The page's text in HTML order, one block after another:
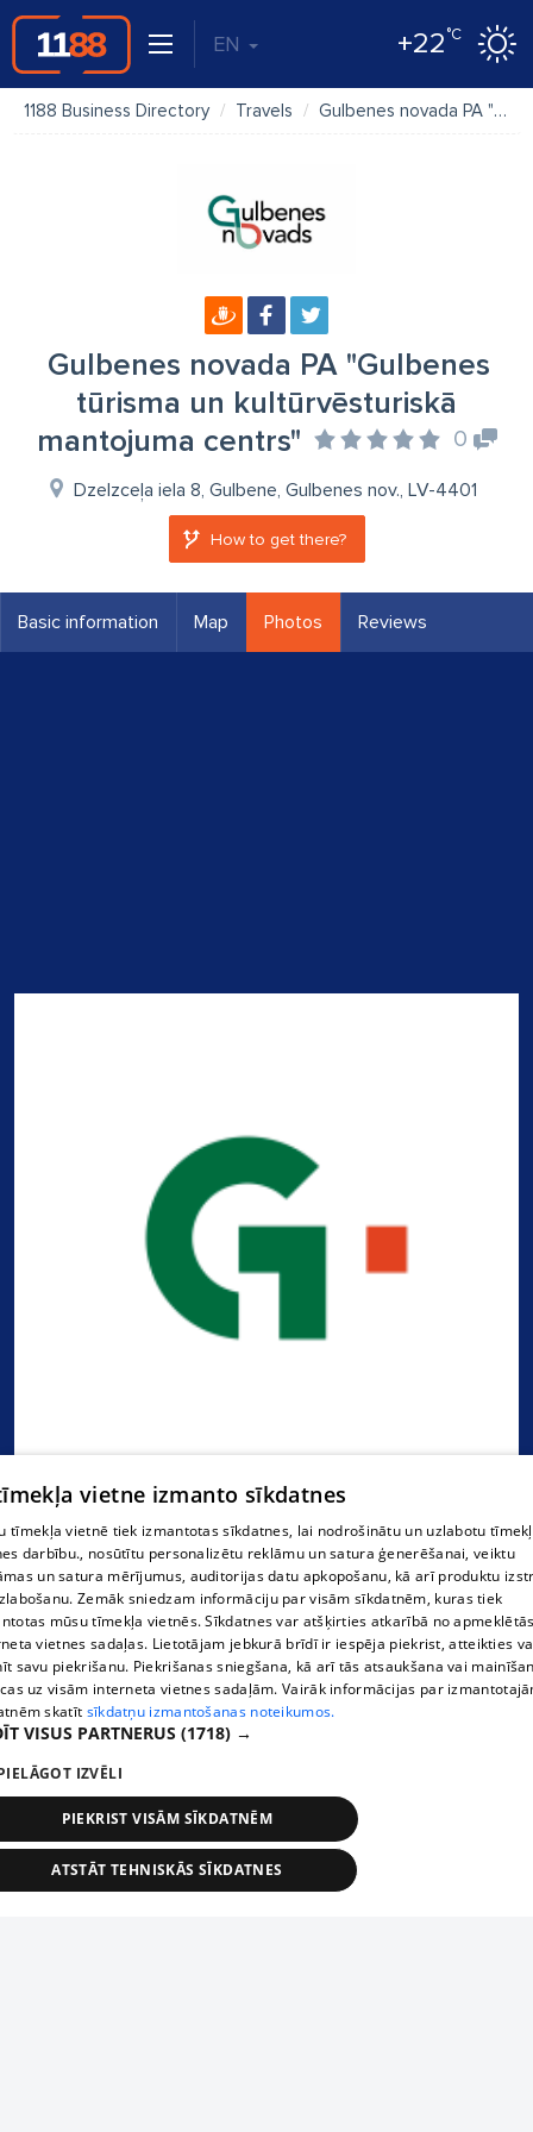
EN +22°C
1188 Business Directory Travels Gulbenes novada PA "Gulbenes tūrisma un kultūrvēsturiskā mantojuma centrs"
Gulbenes novada PA "Gulbenes
tūrisma un kultūrvēsturiskā
mantojuma centrs"
0
Dzelzceļa iela 8, Gulbene, Gulbenes nov., LV-4401
How to get there?
Basic information Map Photos Reviews
"Gulbenes tūrisma un kultūrvēsturiskā mantojuma
centrs"
vietne izmanto sīkdatnes
tīmekļa vietnē tiek izmantotas sīkdatnes, lai nodrošinātu un uzlabotu
darbību., nosūtītu personalizētu reklāmu un satura ģenerēšanai, veiktu
un satura mērījumus, auditorijas datu apkopošanu, kā arī produktu
Zemāk sniedzam informāciju par visām sīkdatnēm, kuras tiek
mūsu tīmekļa vietnēs. Sīkdatnes var atšķirties atkarībā no
vietnes sadaļas. Lietotājam jebkurā brīdī ir iespēja piekrist, atteikties
savu piekrišanu. Piekrišanas sniegšana, kā arī tās atsaukšana vai
uz visām interneta vietnes sadaļām. Vairāk informācijas par
skatīt sīkdatņu izmantošanas noteikumos.
VISUS PARTNERUS (1718) →
IZVĒLI
PIEKRIST VISĀM SĪKDATNĒM
ATSTĀT TEHNISKĀS SĪKDATNES